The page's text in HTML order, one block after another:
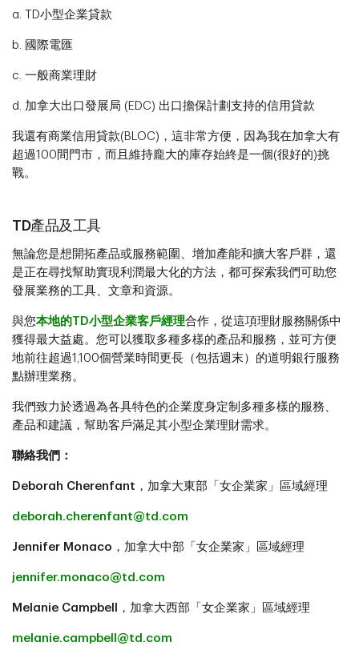
a. TD小型企業貸款
b. 國際電匯
c. 一般商業理財
d. 加拿大出口發展局 (EDC) 出口擔保計劃支持的信用貸款
我還有商業信用貸款(BLOC)，這非常方便，因為我在加拿大有
超過100間門市，而且維持龐大的庫存始終是一個(很好的)挑
戰。
TD產品及工具
無論您是想開拓產品或服務範圍、增加產能和擴大客戶群，還
是正在尋找幫助實現利潤最大化的方法，都可探索我們可助您
發展業務的工具、文章和資源。
與您本地的TD小型企業客戶經理合作，從這項理財服務關係中
獲得最大益處。您可以獲取多種多樣的產品和服務，並可方便
地前往超過1,100個營業時間更長（包括週末）的道明銀行服務
點辦理業務。
我們致力於透過為各具特色的企業度身定制多種多樣的服務、
產品和建議，幫助客戶滿足其小型企業理財需求。
聯絡我們：
Deborah Cherenfant ，加拿大東部「女企業家」區域經理
deborah.cherenfant@td.com
Jennifer Monaco ，加拿大中部「女企業家」區域經理
jennifer.monaco@td.com
Melanie Campbell ，加拿大西部「女企業家」區域經理
melanie.campbell@td.com